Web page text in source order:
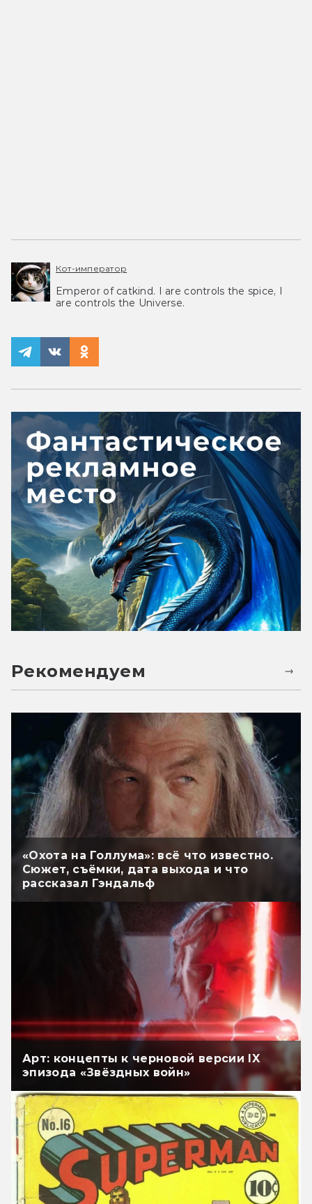
Кот-император
Emperor of catkind. I are controls the spice, I
are controls the Universe.
Рекомендуем
«Охота на Голлума»: всё что известно.
Сюжет, съёмки, дата выхода и что
рассказал Гэндальф
Арт: концепты к черновой версии IX
эпизода «Звёздных войн»